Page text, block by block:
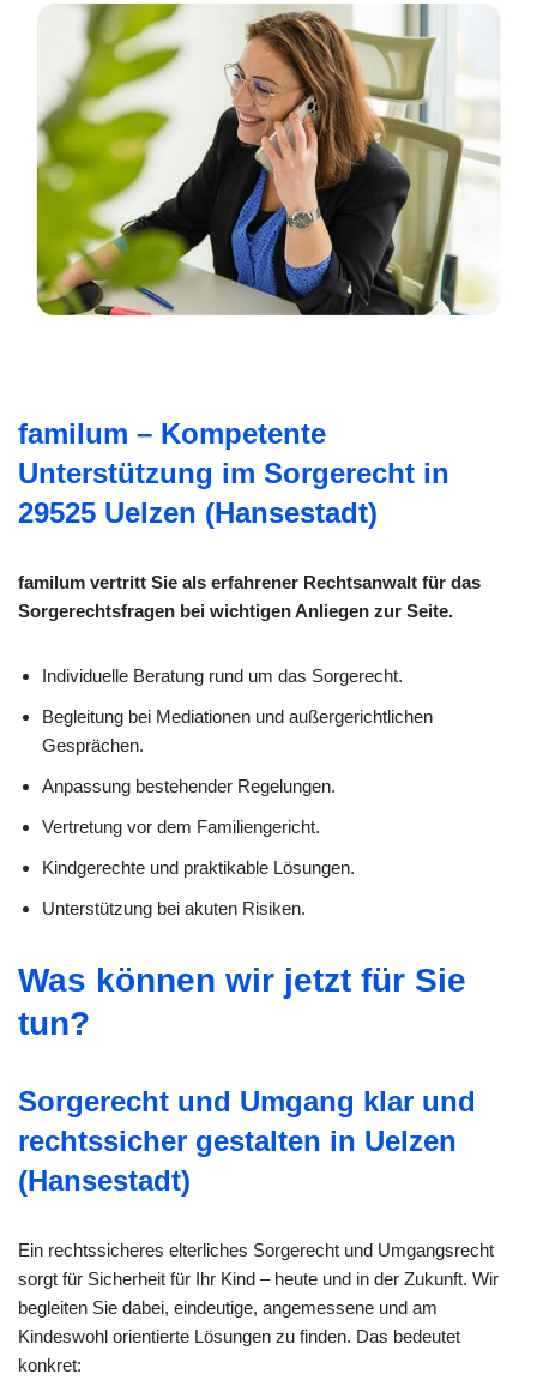
familum – Kompetente
Unterstützung im Sorgerecht in
29525 Uelzen (Hansestadt)
familum vertritt Sie als erfahrener Rechtsanwalt für das
Sorgerechtsfragen bei wichtigen Anliegen zur Seite.
Individuelle Beratung rund um das Sorgerecht.
Begleitung bei Mediationen und außergerichtlichen
Gesprächen.
Anpassung bestehender Regelungen.
Vertretung vor dem Familiengericht.
Kindgerechte und praktikable Lösungen.
Unterstützung bei akuten Risiken.
Was können wir jetzt für Sie
tun?
Sorgerecht und Umgang klar und
rechtssicher gestalten in Uelzen
(Hansestadt)
Ein rechtssicheres elterliches Sorgerecht und Umgangsrecht
sorgt für Sicherheit für Ihr Kind – heute und in der Zukunft. Wir
begleiten Sie dabei, eindeutige, angemessene und am
Kindeswohl orientierte Lösungen zu finden. Das bedeutet
konkret: